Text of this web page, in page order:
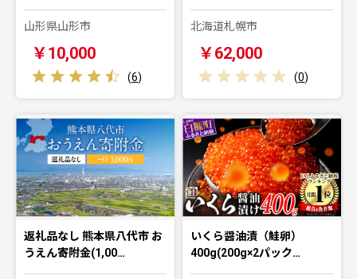
山形県山形市
￥10,000
(6)
北海道札幌市
￥62,000
(0)
返礼品なし 熊本県八代市 お
うえん寄附金(1,00…
いくら醤油漬（鮭卵）
400g(200g×2パック…